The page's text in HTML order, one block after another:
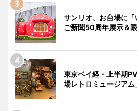
サンリオ、お台場に
ご新聞50周年展示＆
東京ベイ経・上半期
場レトロミュージアム